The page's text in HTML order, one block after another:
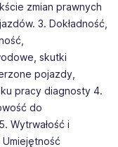
zmian prawnych
3. Dokładność,
skutki
pojazdy,
pracy diagnosty 4.
do
Wytrwałość i